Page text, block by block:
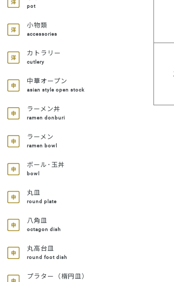
pot
小物類
accessories
カトラリー
cutlery
中華オープン
asian style open stock
ラーメン丼
ramen donburi
ラーメン
ramen bowl
ボール･玉丼
bowl
丸皿
round plate
八角皿
octagon dish
丸高台皿
round foot dish
プラター（楕円皿）